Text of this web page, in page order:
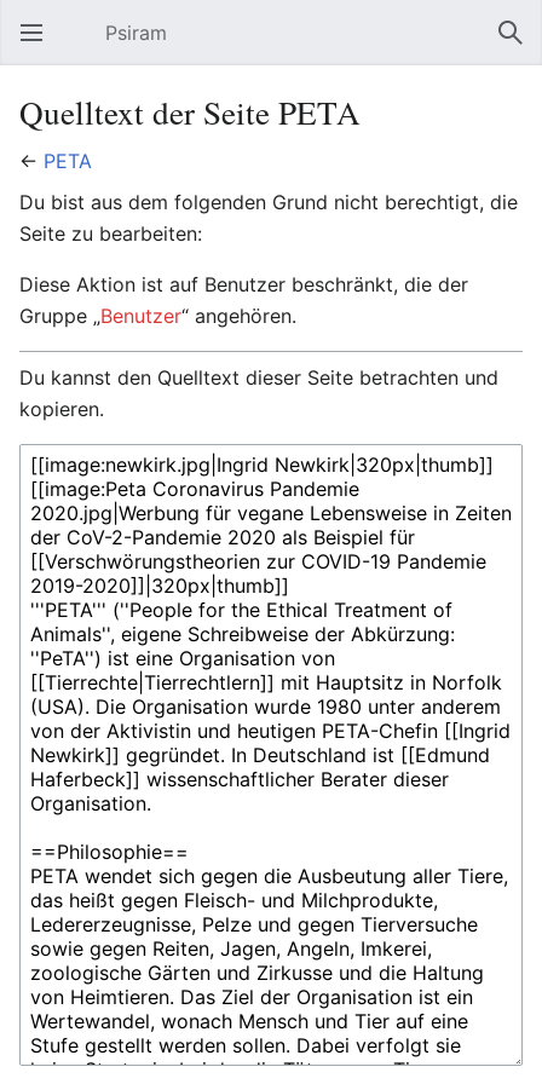
Hauptmenü öffnen Psiram
Quelltext der Seite PETA
← PETA
Du bist aus dem folgenden Grund nicht berechtigt, die
Seite zu bearbeiten:
Diese Aktion ist auf Benutzer beschränkt, die der
Gruppe „Benutzer“ angehören.
Du kannst den Quelltext dieser Seite betrachten und
kopieren.